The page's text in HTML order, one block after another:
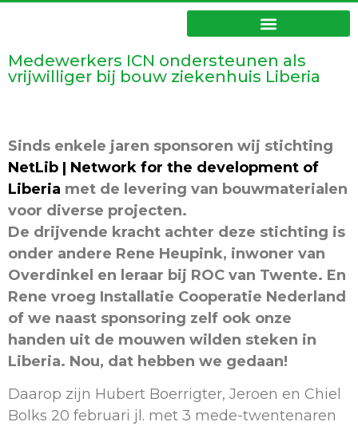
Medewerkers ICN ondersteunen als
vrijwilliger bij bouw ziekenhuis Liberia
Sinds enkele jaren sponsoren wij stichting
NetLib | Network for the development of
Liberia met de levering van bouwmaterialen
voor diverse projecten.
De drijvende kracht achter deze stichting is
onder andere Rene Heupink, inwoner van
Overdinkel en leraar bij ROC van Twente. En
Rene vroeg Installatie Cooperatie Nederland
of we naast sponsoring zelf ook onze
handen uit de mouwen wilden steken in
Liberia. Nou, dat hebben we gedaan!
Daarop zijn Hubert Boerrigter, Jeroen en Chiel
Bolks 20 februari jl. met 3 mede-twentenaren